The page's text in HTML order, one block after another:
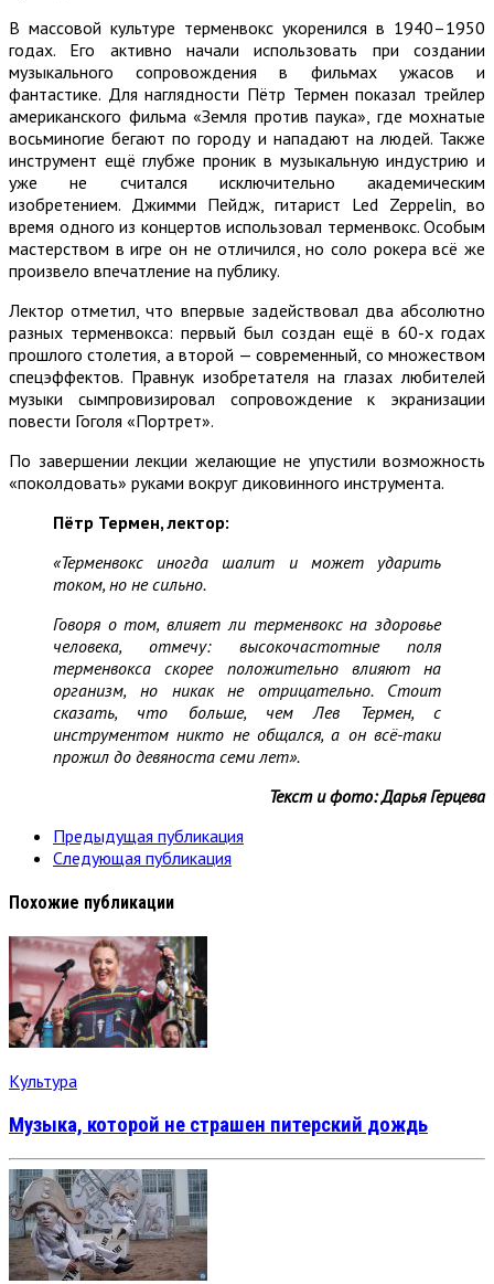
В массовой культуре терменвокс укоренился в 1940–1950
годах. Его активно начали использовать при создании
музыкального сопровождения в фильмах ужасов и
фантастике. Для наглядности Пётр Термен показал трейлер
американского фильма «Земля против паука», где мохнатые
восьминогие бегают по городу и нападают на людей. Также
инструмент ещё глубже проник в музыкальную индустрию и
уже не считался исключительно академическим
изобретением. Джимми Пейдж, гитарист Led Zeppelin, во
время одного из концертов использовал терменвокс. Особым
мастерством в игре он не отличился, но соло рокера всё же
произвело впечатление на публику.
Лектор отметил, что впервые задействовал два абсолютно
разных терменвокса: первый был создан ещё в 60-х годах
прошлого столетия, а второй — современный, со множеством
спецэффектов. Правнук изобретателя на глазах любителей
музыки сымпровизировал сопровождение к экранизации
повести Гоголя «Портрет».
По завершении лекции желающие не упустили возможность
«поколдовать» руками вокруг диковинного инструмента.
Пётр Термен, лектор:
«Терменвокс иногда шалит и может ударить
током, но не сильно.
Говоря о том, влияет ли терменвокс на здоровье
человека, отмечу: высокочастотные поля
терменвокса скорее положительно влияют на
организм, но никак не отрицательно. Стоит
сказать, что больше, чем Лев Термен, с
инструментом никто не общался, а он всё-таки
прожил до девяноста семи лет».
Текст и фото: Дарья Герцева
Предыдущая публикация
Следующая публикация
Похожие публикации
Культура
Музыка, которой не страшен питерский дождь